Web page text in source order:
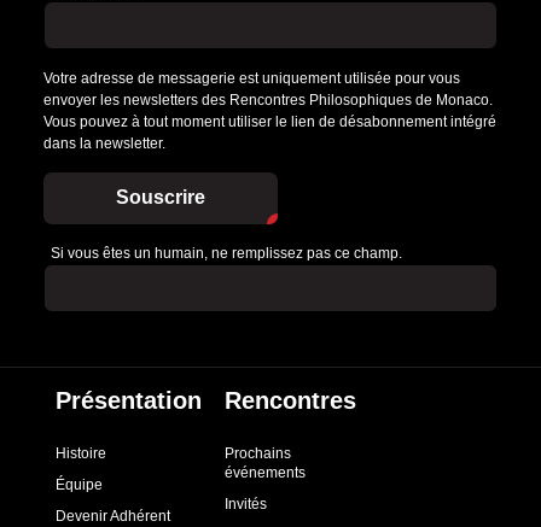
Votre adresse de messagerie est uniquement utilisée pour vous
envoyer les newsletters des Rencontres Philosophiques de Monaco.
Vous pouvez à tout moment utiliser le lien de désabonnement intégré
dans la newsletter.
Souscrire
Si vous êtes un humain, ne remplissez pas ce champ.
Présentation
Histoire
Équipe
Devenir Adhérent
Rencontres
Prochains
événements
Invités